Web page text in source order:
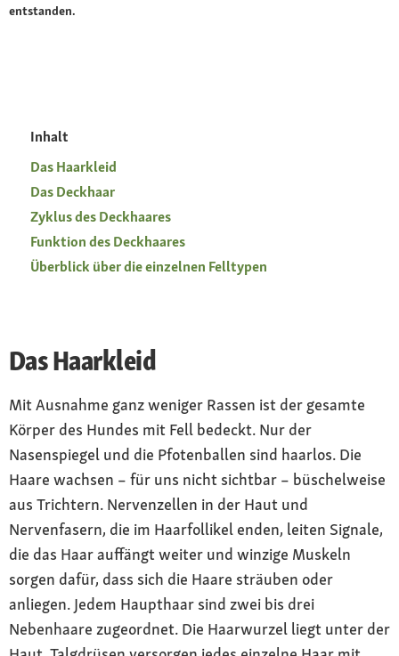
entstanden.
Inhalt
Das Haarkleid
Das Deckhaar
Zyklus des Deckhaares
Funktion des Deckhaares
Überblick über die einzelnen Felltypen
Das Haarkleid
Mit Ausnahme ganz weniger Rassen ist der gesamte
Körper des Hundes mit Fell bedeckt. Nur der
Nasenspiegel und die Pfotenballen sind haarlos. Die
Haare wachsen – für uns nicht sichtbar – büschelweise
aus Trichtern. Nervenzellen in der Haut und
Nervenfasern, die im Haarfollikel enden, leiten Signale,
die das Haar auffängt weiter und winzige Muskeln
sorgen dafür, dass sich die Haare sträuben oder
anliegen. Jedem Haupthaar sind zwei bis drei
Nebenhaare zugeordnet. Die Haarwurzel liegt unter der